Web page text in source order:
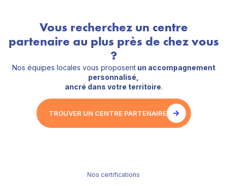
Vous recherchez un centre
partenaire au plus près de chez vous
?
Nos équipes locales vous proposentun accompagnement
personnalisé,
ancré dans votre territoire.
TROUVER UN CENTRE PARTENAIRE
Nos certifications